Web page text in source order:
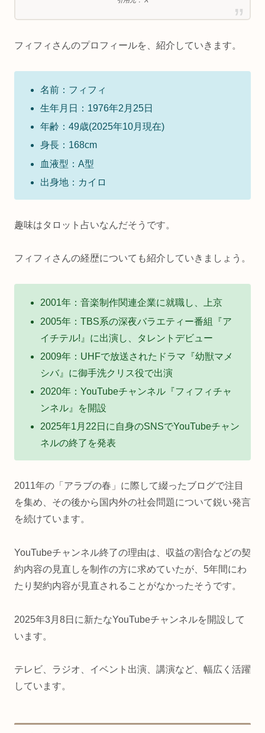
フィフィさんのプロフィールを、紹介していきます。
名前：フィフィ
生年月日：1976年2月25日
年齢：49歳(2025年10月現在)
身長：168cm
血液型：A型
出身地：カイロ
趣味はタロット占いなんだそうです。
フィフィさんの経歴についても紹介していきましょう。
2001年：音楽制作関連企業に就職し、上京
2005年：TBS系の深夜バラエティー番組『ア
イチテル!』に出演し、タレントデビュー
2009年：UHFで放送されたドラマ『幼獣マメ
シバ』に御手洗クリス役で出演
2020年：YouTubeチャンネル『フィフィチャ
ンネル』を開設
2025年1月22日に自身のSNSでYouTubeチャン
ネルの終了を発表
2011年の「アラブの春」に際して綴ったブログで注目
を集め、その後から国内外の社会問題について鋭い発言
を続けています。
YouTubeチャンネル終了の理由は、収益の割合などの契
約内容の見直しを制作の方に求めていたが、5年間にわ
たり契約内容が見直されることがなかったそうです。
2025年3月8日に新たなYouTubeチャンネルを開設して
います。
テレビ、ラジオ、イベント出演、講演など、幅広く活躍
しています。